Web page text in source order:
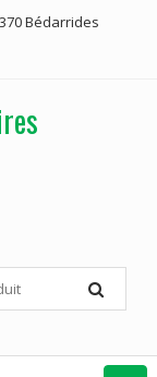
Bédarrides